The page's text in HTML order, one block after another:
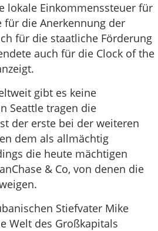
lokale Einkommenssteuer für
die Anerkennung der
für die staatliche Förderung
auch für die Clock of the
gibt es keine
Seattle tragen die
der erste bei der weiteren
dem als allmächtig
die heute mächtigen
& Co, von denen die
Stiefvater Mike
Welt des Großkapitals